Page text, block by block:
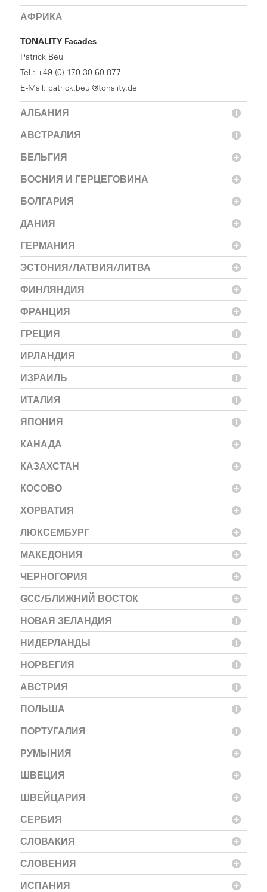
АФРИКА
TONALITY Facades
Patrick Beul
Tel.: +49 (0) 170 30 60 877
E-Mail: patrick.beul@tonality.de
АЛБАНИЯ
АВСТРАЛИЯ
БЕЛЬГИЯ
БОСНИЯ И ГЕРЦЕГОВИНА
БОЛГАРИЯ
ДАНИЯ
ГЕРМАНИЯ
ЭСТОНИЯ/ЛАТВИЯ/ЛИТВА
ФИНЛЯНДИЯ
ФРАНЦИЯ
ГРЕЦИЯ
ИРЛАНДИЯ
ИЗРАИЛЬ
ИТАЛИЯ
ЯПОНИЯ
КАНАДА
КАЗАХСТАН
КОСОВО
ХОРВАТИЯ
ЛЮКСЕМБУРГ
МАКЕДОНИЯ
ЧЕРНОГОРИЯ
GCC/БЛИЖНИЙ ВОСТОК
НОВАЯ ЗЕЛАНДИЯ
НИДЕРЛАНДЫ
НОРВЕГИЯ
АВСТРИЯ
ПОЛЬША
ПОРТУГАЛИЯ
РУМЫНИЯ
ШВЕЦИЯ
ШВЕЙЦАРИЯ
СЕРБИЯ
СЛОВАКИЯ
СЛОВЕНИЯ
ИСПАНИЯ